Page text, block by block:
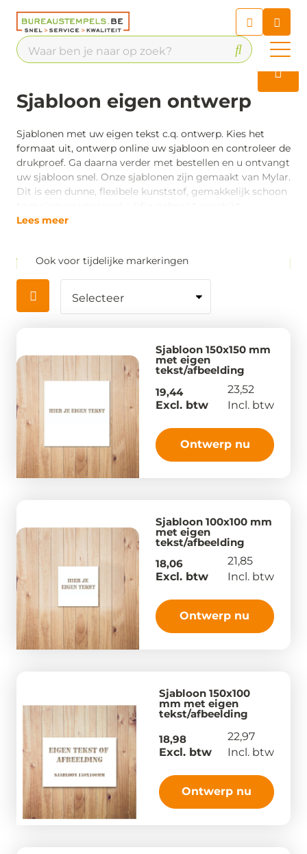
Chat 24/7 met onze chatbot
voor hulp
Contact
Sjabloon eigen ontwerp
Sjablonen met uw eigen tekst c.q. ontwerp. Kies het
formaat uit, ontwerp online uw sjabloon en controleer de
drukproef. Ga daarna verder met bestellen en u ontvangt
uw sjabloon snel. Onze sjablonen zijn gemaakt van Mylar.
Dit is een dunne, flexibele kunststof, gemakkelijk schoon
Lees meer
Ook voor tijdelijke markeringen
Sjabloon 150x150 mm
met eigen
tekst/afbeelding
19,44
Excl. btw
23,52
Incl. btw
Ontwerp nu
Sjabloon 100x100 mm
met eigen
tekst/afbeelding
18,06
Excl. btw
21,85
Incl. btw
Ontwerp nu
Sjabloon 150x100
mm met eigen
tekst/afbeelding
18,98
Excl. btw
22,97
Incl. btw
Ontwerp nu